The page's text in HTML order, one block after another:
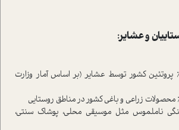
و عشایر:
حدود ۲۵٪ پروتئین کشور توسط عشایر (بر اساس آمار وزارت
ناملموس مثل موسیقی محلی، پوشاک سنتی،